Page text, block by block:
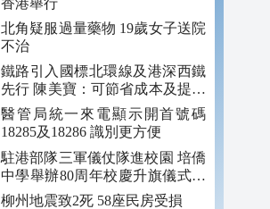
香港舉行
北角疑服過量藥物 19歲女子送院
不治
鐵路引入國標北環線及港深西鐵
先行 陳美寶：可節省成本及提升
效率
醫管局統一來電顯示開首號碼
18285及18286 識別更方便
駐港部隊三軍儀仗隊進校園 培僑
中學舉辦80周年校慶升旗儀式暨
國防教育活動
柳州地震致2死 58座民房受損